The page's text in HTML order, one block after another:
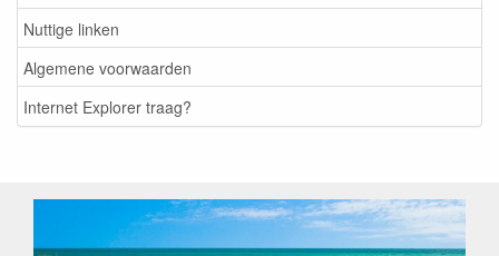
Nuttige linken
Algemene voorwaarden
Internet Explorer traag?